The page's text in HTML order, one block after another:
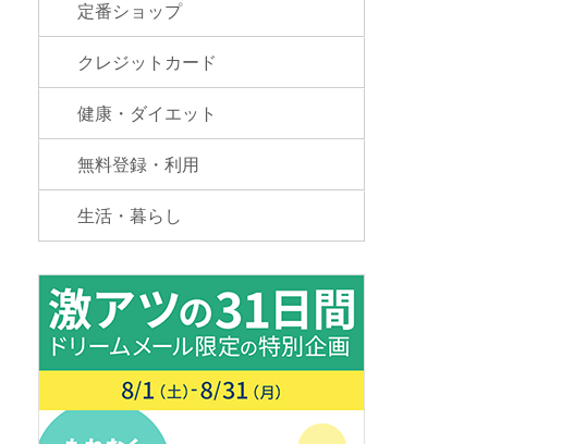
定番ショップ
クレジットカード
健康・ダイエット
無料登録・利用
生活・暮らし